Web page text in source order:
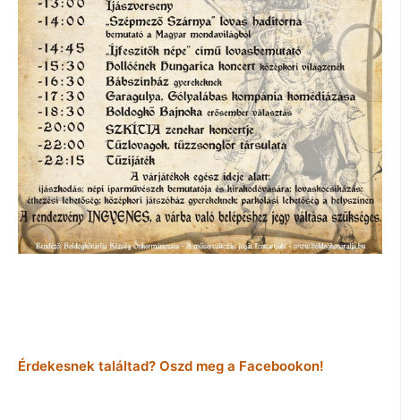
Érdekesnek találtad? Oszd meg a Facebookon!